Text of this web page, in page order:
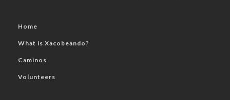
Home
What is Xacobeando?
Caminos
Volunteers